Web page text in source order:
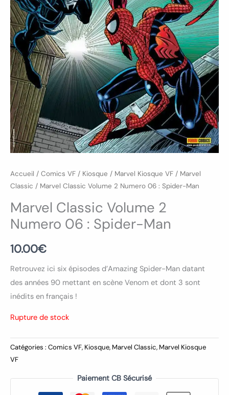
Accueil / Comics VF / Kiosque / Marvel Kiosque VF / Marvel
Classic / Marvel Classic Volume 2 Numero 06 : Spider-Man
Marvel Classic Volume 2
Numero 06 : Spider-Man
10.00€
Retrouvez ici six épisodes d’Amazing Spider-Man datant
des années 90 mettant en scène Venom et dont 3 sont
inédits en français !
Rupture de stock
Catégories : Comics VF, Kiosque, Marvel Classic, Marvel Kiosque
VF
Paiement CB Sécurisé